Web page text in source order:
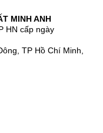
MINH ANH
HN cấp ngày
TP Hồ Chí Minh,